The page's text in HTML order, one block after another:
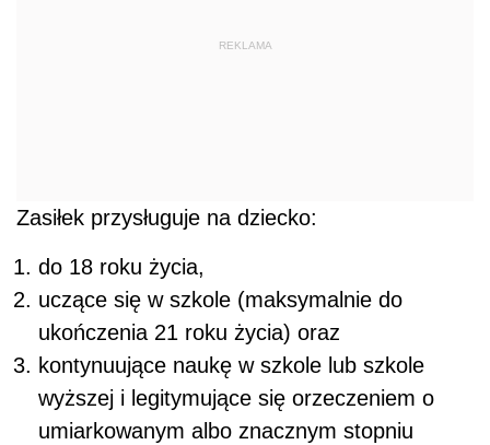
REKLAMA
Zasiłek przysługuje na dziecko:
do 18 roku życia,
uczące się w szkole (maksymalnie do
ukończenia 21 roku życia) oraz
kontynuujące naukę w szkole lub szkole
wyższej i legitymujące się orzeczeniem o
umiarkowanym albo znacznym stopniu